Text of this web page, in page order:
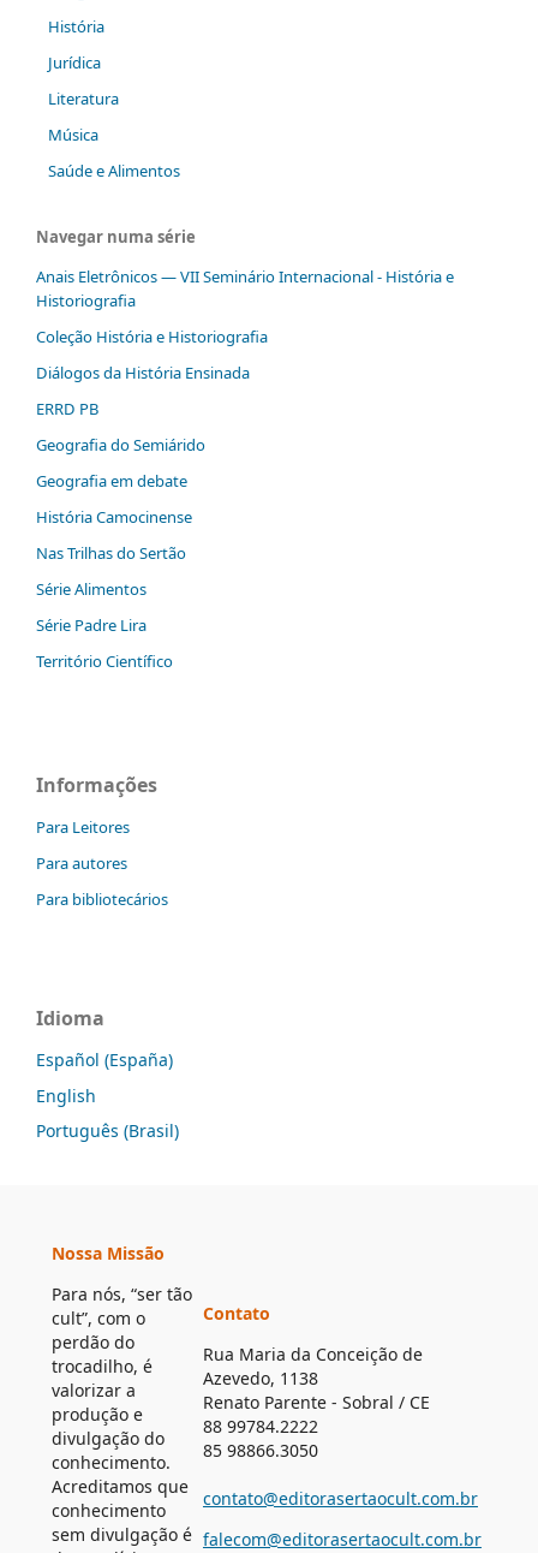
História
Jurídica
Literatura
Música
Saúde e Alimentos
Navegar numa série
Anais Eletrônicos — VII Seminário Internacional - História e
Historiografia
Coleção História e Historiografia
Diálogos da História Ensinada
ERRD PB
Geografia do Semiárido
Geografia em debate
História Camocinense
Nas Trilhas do Sertão
Série Alimentos
Série Padre Lira
Território Científico
Informações
Para Leitores
Para autores
Para bibliotecários
Idioma
Español (España)
English
Português (Brasil)
Nossa Missão
Para nós, “ser tão
cult”, com o
perdão do
trocadilho, é
valorizar a
produção e
divulgação do
conhecimento.
Acreditamos que
conhecimento
sem divulgação é
Contato
Rua Maria da Conceição de
Azevedo, 1138
Renato Parente - Sobral / CE
88 99784.2222
85 98866.3050
contato@editorasertaocult.com.br
falecom@editorasertaocult.com.br